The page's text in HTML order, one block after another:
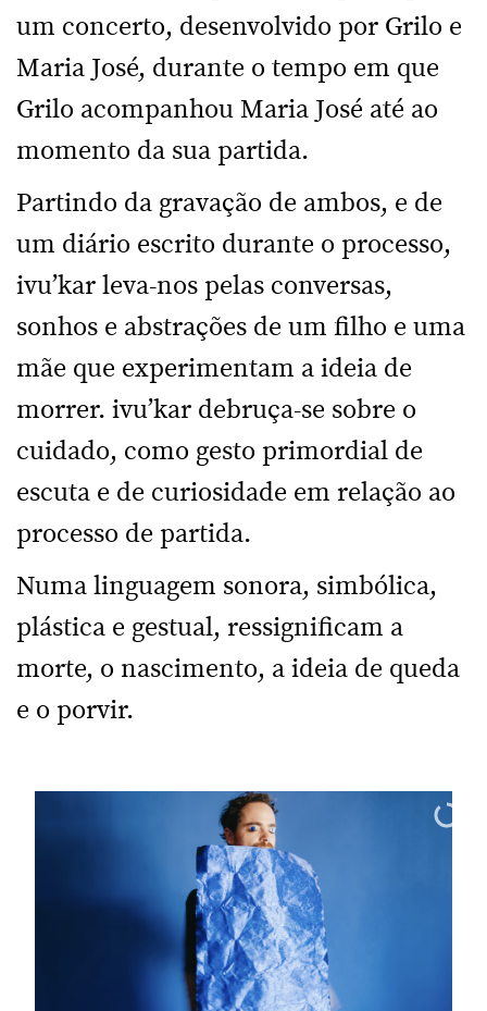
um concerto, desenvolvido por Grilo e
Maria José, durante o tempo em que
Grilo acompanhou Maria José até ao
momento da sua partida.
Partindo da gravação de ambos, e de
um diário escrito durante o processo,
ivu’kar leva-nos pelas conversas,
sonhos e abstrações de um filho e uma
mãe que experimentam a ideia de
morrer. ivu’kar debruça-se sobre o
cuidado, como gesto primordial de
escuta e de curiosidade em relação ao
processo de partida.
Numa linguagem sonora, simbólica,
plástica e gestual, ressignificam a
morte, o nascimento, a ideia de queda
e o porvir.